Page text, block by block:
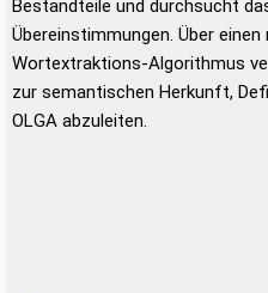
Bestandteile und durchsucht
Übereinstimmungen. Über
Wortextraktions-Algorithmus
zur semantischen Herkunft,
OLGA abzuleiten.